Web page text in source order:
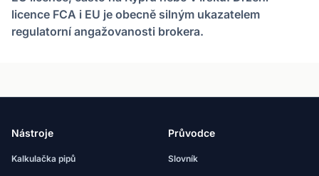
licence FCA i EU je obecně silným ukazatelem
regulatorní angažovanosti brokera.
Nástroje
Kalkulačka pipů
Průvodce
Slovník